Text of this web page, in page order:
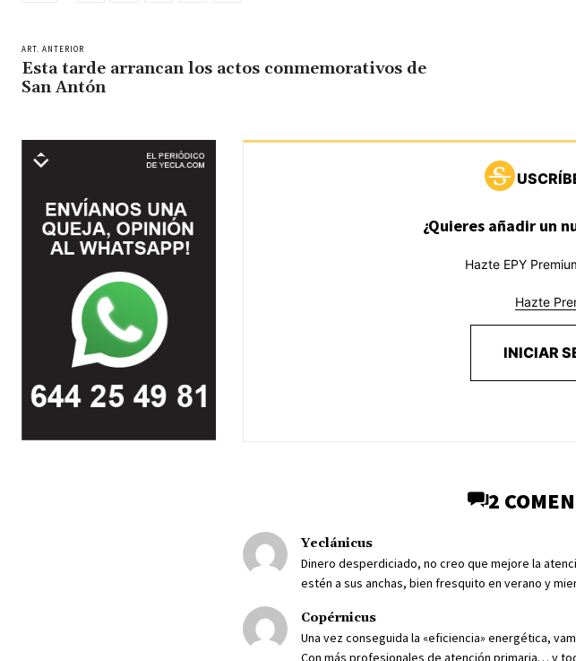
ART. ANTERIOR
Esta tarde arrancan los actos conmemorativos de
San Antón
¿Quieres añadir un
Hazte EPY
Hazte
INICIAR
2
Yeclánicus
Dinero desperdiciado, no creo que mejore la
estén a sus anchas, bien fresquito en verano y
Copérnicus
Una vez conseguida la «eficiencia» energética,
Con más profesionales de atención primaria… y